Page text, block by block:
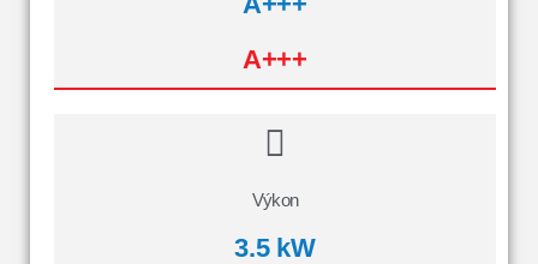
A+++
Výkon
3.5 kW